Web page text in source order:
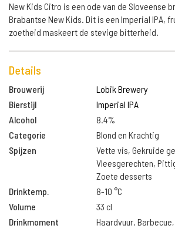
New Kids Citro is een ode van de Sloveense
Brabantse New Kids. Dit is een Imperial IPA,
zoetheid maskeert de stevige bitterheid.
Details
Brouwerij
Lobik Brewery
Bierstijl
Imperial IPA
Alcohol
8.4%
Categorie
Blond en Krachtig
Spijzen
Vette vis, Gekruide
Vleesgerechten,
Zoete desserts
Drinktemp.
8-10 °C
Volume
33 cl
Drinkmoment
Haardvuur,